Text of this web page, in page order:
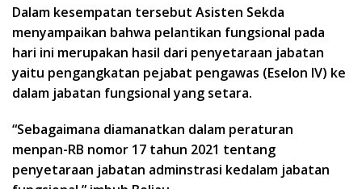
Dalam kesempatan tersebut Asisten Sekda
menyampaikan bahwa pelantikan fungsional pada
hari ini merupakan hasil dari penyetaraan jabatan
yaitu pengangkatan pejabat pengawas (Eselon IV) ke
dalam jabatan fungsional yang setara.
“Sebagaimana diamanatkan dalam peraturan
menpan-RB nomor 17 tahun 2021 tentang
penyetaraan jabatan adminstrasi kedalam jabatan